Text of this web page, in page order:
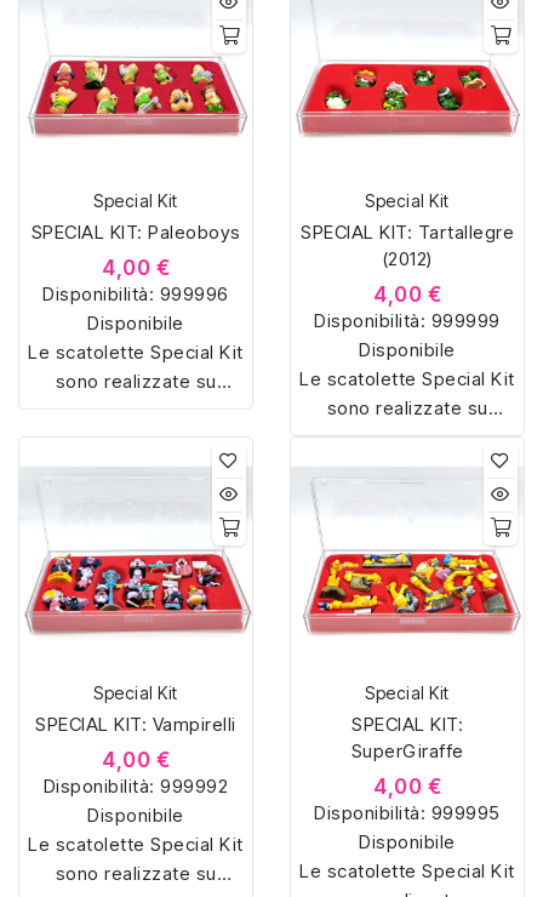
vellutino rosso e offrono
soluzioni eleganti e
pratiche per organizzare
e mostrare la tua
vellutino rosso e offrono
soluzioni eleganti e
pratiche per organizzare
e mostrare la tua
collezione di sorpresine.
Special Kit
SPECIAL KIT: Paleoboys
4,00 €
Disponibilità: 999996
Disponibile
Le scatolette Special Kit
sono realizzate su
misura con materiali di
alta qualità, hanno un
interno sagomato in
vellutino rosso e offrono
soluzioni eleganti e
pratiche per organizzare
e mostrare la tua
collezione di sorpresine.
Special Kit
SPECIAL KIT: Tartallegre
(2012)
4,00 €
Disponibilità: 999999
Disponibile
Le scatolette Special Kit
sono realizzate su
misura con materiali di
alta qualità, hanno un
interno sagomato in
vellutino rosso e offrono
soluzioni eleganti e
pratiche per organizzare
e mostrare la tua
collezione di sorpresine.
Special Kit
SPECIAL KIT: Vampirelli
4,00 €
Disponibilità:999992
Disponibile
Le scatolette Special Kit
sono realizzate su
Special Kit
SPECIAL KIT:
SuperGiraffe
4,00 €
Disponibilità: 999995
Disponibile
Le scatolette Special Kit